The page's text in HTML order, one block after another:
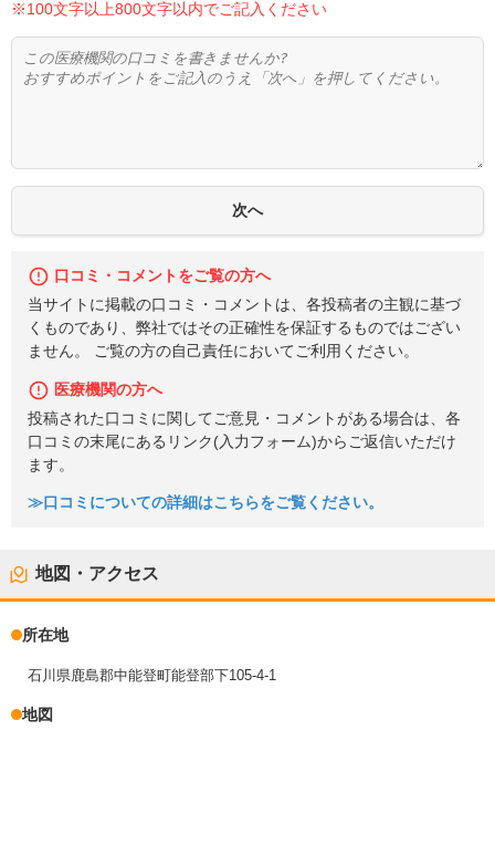
※100文字以上800文字以内でご記入ください
口コミ・コメントをご覧の方へ
当サイトに掲載の口コミ・コメントは、各投稿者の主観に基づ
くものであり、弊社ではその正確性を保証するものではござい
ません。 ご覧の方の自己責任においてご利用ください。
医療機関の方へ
投稿された口コミに関してご意見・コメントがある場合は、各
口コミの末尾にあるリンク(入力フォーム)からご返信いただけ
ます。
≫口コミについての詳細はこちらをご覧ください。
地図・アクセス
所在地
石川県鹿島郡中能登町能登部下105-4-1
地図